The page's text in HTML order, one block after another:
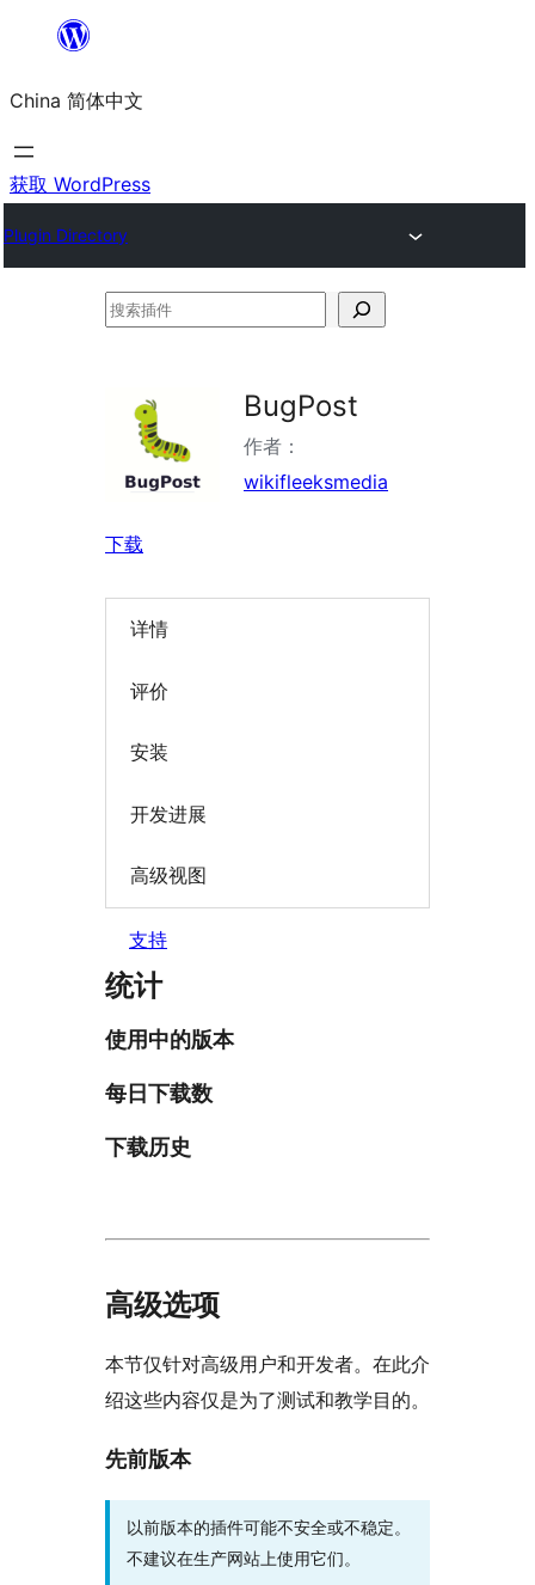
内
容
China 简体中文
获取 WordPress
Plugin Directory
搜
BugPost
作者：
wikifleeksmedia
下载
详情
评价
安装
开发进展
高级视图
支持
统计
使用中的版本
每日下载数
下载历史
高级选项
本节仅针对高级用户和开发者。在此介
绍这些内容仅是为了测试和教学目的。
先前版本
以前版本的插件可能不安全或不稳定。
不建议在生产网站上使用它们。